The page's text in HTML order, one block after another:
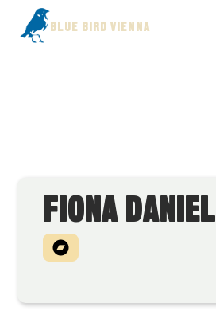
BLUE BIRD VIENNA
FIONA DANIEL